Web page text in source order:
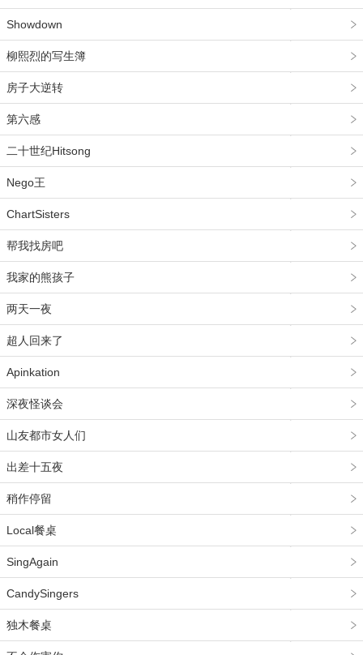
Showdown
柳熙烈的写生簿
房子大逆转
第六感
二十世纪Hitsong
Nego王
ChartSisters
帮我找房吧
我家的熊孩子
两天一夜
超人回来了
Apinkation
深夜怪谈会
山友都市女人们
出差十五夜
稍作停留
Local餐桌
SingAgain
CandySingers
独木餐桌